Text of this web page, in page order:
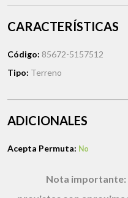
CARACTERÍSTICAS
Código: 85672-5157512
Tipo: Terreno
ADICIONALES
Acepta Permuta: No
Nota importante: